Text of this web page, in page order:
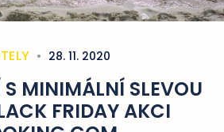
28. 11. 2020
MINIMÁLNÍ SLEVOU
FRIDAY AKCI